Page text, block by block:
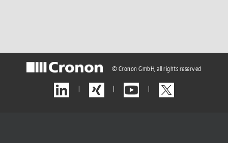
© Cronon GmbH, all rights reserved